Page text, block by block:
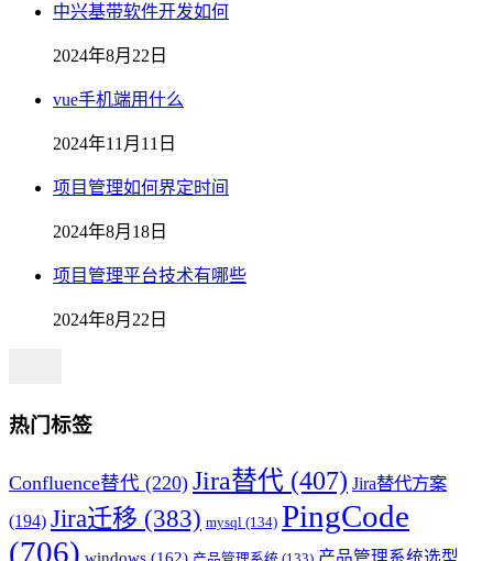
中兴基带软件开发如何
2024年8月22日
vue手机端用什么
2024年11月11日
项目管理如何界定时间
2024年8月18日
项目管理平台技术有哪些
2024年8月22日
热门标签
Confluence替代 (220) Jira替代 (407) Jira替代方案
(194) Jira迁移 (383) mysql (134) PingCode
(706)